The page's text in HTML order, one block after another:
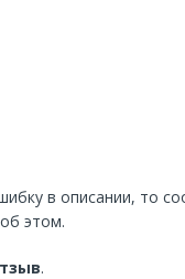
в описании, то
этом.
.